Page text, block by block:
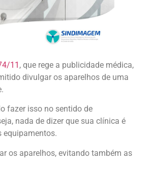
11 , que rege a publicidade médica,
divulgar os aparelhos de uma
fazer isso no sentido de
nada de dizer que sua clínica é
equipamentos.
os aparelhos, evitando também as